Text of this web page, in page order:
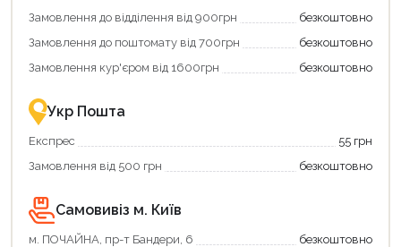
Замовлення до відділення від 900грн
безкоштовно
Замовлення до поштомату від 700грн
безкоштовно
Замовлення кур'єром від 1600грн
безкоштовно
Укр Пошта
Експрес
55 грн
Замовлення від 500 грн
безкоштовно
Самовивіз м. Київ
м. ПОЧАЙНА, пр-т Бандери, 6
безкоштовно